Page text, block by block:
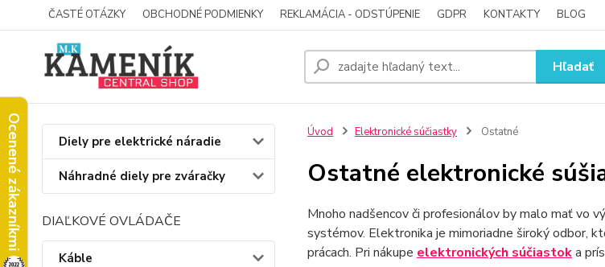
Ocenené zákazníkmi
ČASTÉ OTÁZKY OBCHODNÉ PODMIENKY REKLAMÁCIA - ODSTÚPENIE GDPR KONTAKTY BLOG
Hľadať
Diely pre elektrické náradie
Náhradné diely pre zváračky
DIAĽKOVÉ OVLÁDAČE
Káble
Úvod Elektronické súčiastky Ostatné
Ostatné elektronické
Mnoho nadšencov či profesionálov by malo mať vo
systémov. Elektronika je mimoriadne široký odbor,
prácach. Pri nákupe elektronických súčiastoka